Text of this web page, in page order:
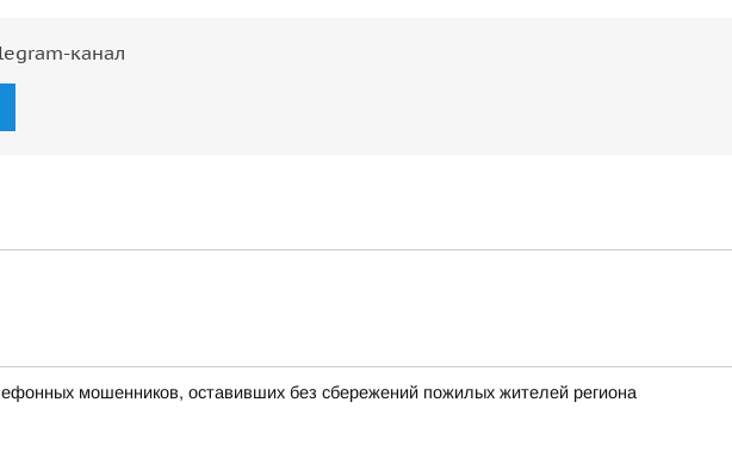
канал
мошенников, оставивших без сбережений пожилых жителей региона